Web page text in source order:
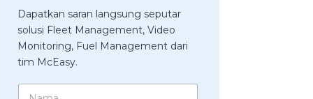
Dapatkan saran langsung seputar
solusi Fleet Management, Video
Monitoring, Fuel Management dari
tim McEasy.
N